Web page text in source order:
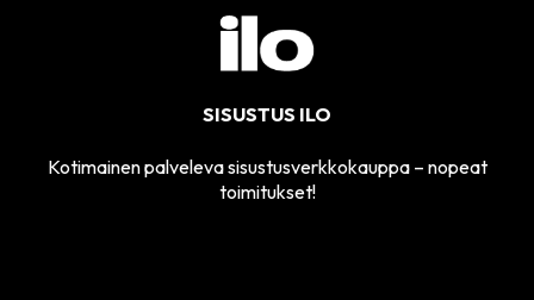
SISUSTUS ILO
Kotimainen palveleva sisustusverkkokauppa – nopeat
toimitukset!